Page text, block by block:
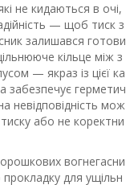
не кидаються в очі,
— щоб тиск з
залишався готови
кільце між з
— якраз із цієї ка
забезпечує герметич
невідповідність мож
або не коректни
вогнегасни
для ущільн